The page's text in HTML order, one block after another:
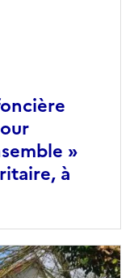
»
à